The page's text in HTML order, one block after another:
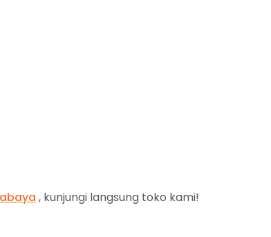
, kunjungi langsung toko kami!